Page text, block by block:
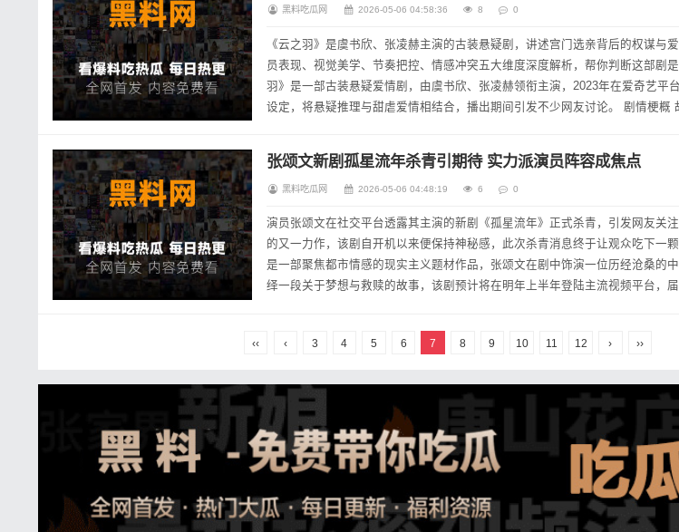
黑料吃瓜网 2026-05-06 04:58:36 8 0
《云之羽》是虞书欣、张凌赫主演的古装悬疑剧，讲述宫门选亲背后的权谋与
员表现、视觉美学、节奏把控、情感冲突五大维度深度解析，帮你判断这部剧是否值得追。
羽》是一部古装悬疑爱情剧，由虞书欣、张凌赫领衔主演，2023年在爱奇艺平
设定，将悬疑推理与甜虐爱情相结合，播出期间引发不少网友讨论。 剧情梗概
张颂文新剧孤星流年杀青引期待 实力派演员阵容成焦点
黑料吃瓜网 2026-05-06 04:48:19 6 0
演员张颂文在社交平台透露其主演的新剧《孤星流年》正式杀青，引发网友关
的又一力作，该剧自开机以来便保持神秘感，此次杀青消息终于让观众吃下一颗
是一部聚焦都市情感的现实主义题材作品，张颂文在剧中饰演一位历经沧桑的
绎一段关于梦想与救赎的故事，该剧预计将在明年上半年登陆主流视频平台，
‹‹ ‹ 3 4 5 6 7 8 9 10 11 12 › ››